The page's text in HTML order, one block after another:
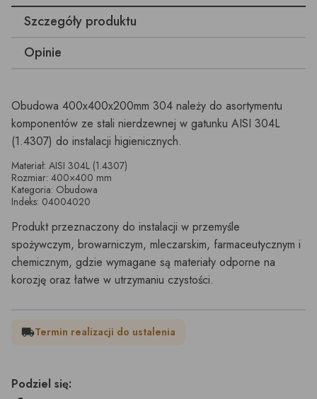
Szczegóły produktu
Opinie
Obudowa 400x400x200mm 304 należy do asortymentu
komponentów ze stali nierdzewnej w gatunku AISI 304L
(1.4307) do instalacji higienicznych.
Materiał: AISI 304L (1.4307)
Rozmiar: 400×400 mm
Kategoria: Obudowa
Indeks: 04004020
Produkt przeznaczony do instalacji w przemyśle
spożywczym, browarniczym, mleczarskim, farmaceutycznym i
chemicznym, gdzie wymagane są materiały odporne na
korozję oraz łatwe w utrzymaniu czystości.
local_shippingTermin realizacji do ustalenia
Podziel się: